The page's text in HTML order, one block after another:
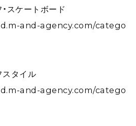
・スケートボード
and-agency.com/catego
スタイル
and-agency.com/catego